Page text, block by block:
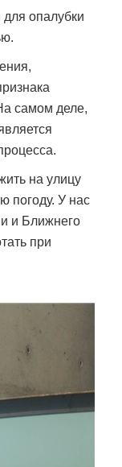
опалубки
самом деле,
на улицу
погоду. У нас
и Ближнего
при